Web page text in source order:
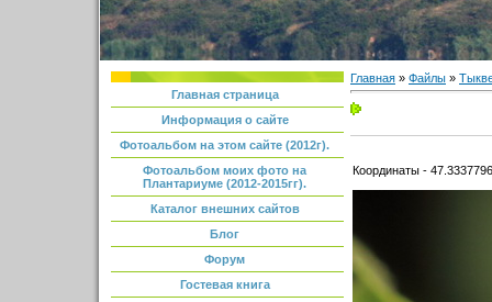
Главная страница
Информация о сайте
Фотоальбом на этом сайте (2012г).
Фотоальбом моих фото на
Плантариуме (2012-2015гг).
Каталог внешних сайтов
Блог
Форум
Гостевая книга
Главная » Файлы »
Координаты -